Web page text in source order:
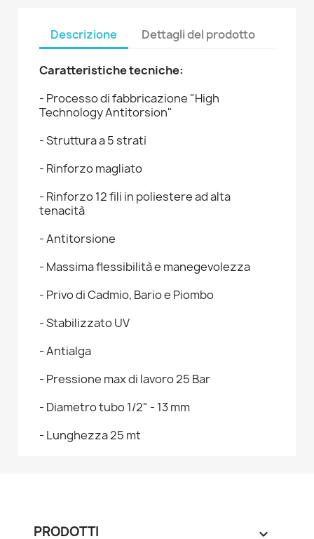
Descrizione Dettagli del prodotto
Caratteristiche tecniche:
- Processo di fabbricazione "High
Technology Antitorsion"
- Struttura a 5 strati
- Rinforzo magliato
- Rinforzo 12 fili in poliestere ad alta
tenacità
- Antitorsione
- Massima flessibilità e manegevolezza
- Privo di Cadmio, Bario e Piombo
- Stabilizzato UV
- Antialga
- Pressione max di lavoro 25 Bar
- Diametro tubo 1/2" - 13 mm
- Lunghezza 25 mt
PRODOTTI 